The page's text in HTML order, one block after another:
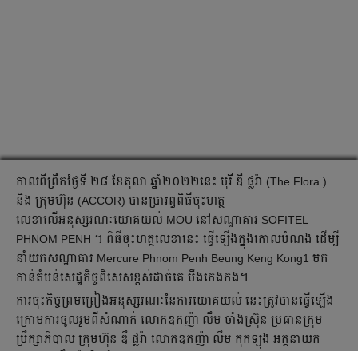
កាលពីព្រឹកថ្ងៃទី ២៨ ខែតុលា ឆ្នាំ២០២២នេះ បុរី ឌឹ ផ្លរ៉ា (The Flora )
និង ក្រុមហ៊ុន (ACCOR) បានប្រារព្ធពិធីចុះហត្ថ
លេខាលើអនុស្សរណៈយោគយល់ MOU នៅសណ្ឋាគារ SOFITEL
PHNOM PENH ។ ពិធីចុះហត្ថលេខានេះ ធ្វើឡើងក្នុងគោលបំណង ដើម្បី
នាំយកសណ្ឋាគារ Mercure Phnom Penh Beung Keng Kong1 មក
កាន់តំបន់សេដ្ឋកិច្ចពិសេសខ្ពស់ដាច់គេ បឹងកេងកង។
ការចុះកិច្ចព្រមព្រៀងអនុស្សរណៈនៃការយោគយល់ នេះត្រូវបានធ្វើឡើង
ក្រោមការចូលរួមពីសំណាក់ លោកឧកញ៉ា លឹម ចាំងស្រ៊ុន ប្រធានក្រុម
ប្រឹក្សាភិបាល ក្រុមហ៊ុន ឌឹ ផ្លរ៉ា លោកឧកញ៉ា លឹម កុកឡុង អគ្គនាយក